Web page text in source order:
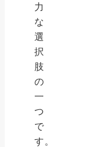
力
な
選
択
肢
の
一
つ
で
す。